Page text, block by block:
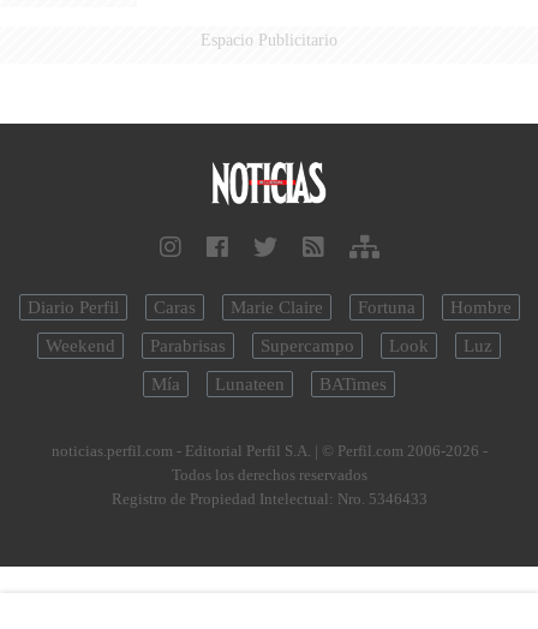
Espacio Publicitario
Diario Perfil Caras Marie Claire Fortuna
Hombre
Weekend
Parabrisas Supercampo Look
Luz
Mía
Lunateen BATimes
noticias.perfil.com - Editorial Perfil S.A. | © Perfil.com 2006-2026 -
Todos los derechos reservados
Registro de Propiedad Intelectual: Nro. 5346433